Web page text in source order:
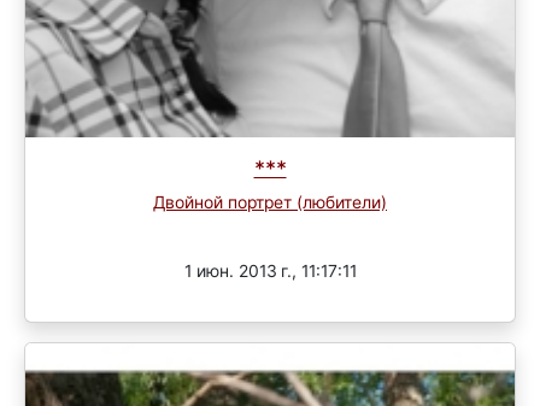
***
Двойной портрет (любители)
1 июн. 2013 г., 11:17:11